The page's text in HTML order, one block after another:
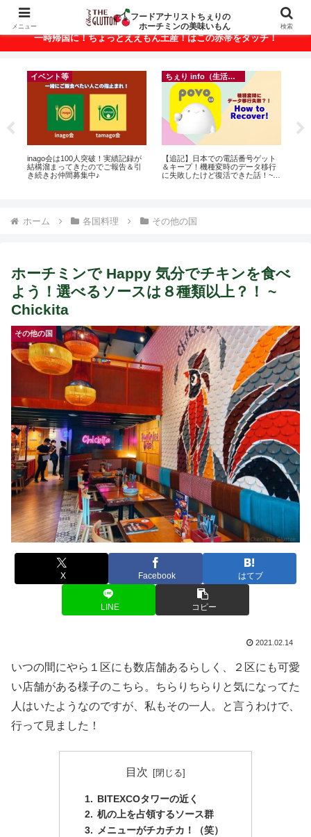
ベトナム・ホーチミンの美味いもんが満載！
一時帰国に！ちょっとええもん土産！はこの赤帯をタッチ！
破！実績記録が
のでご報告＆引
【追記】日本での電話番号ゲット
＆キープ！機種変時のデータ移行
に失敗したけど復活できた話！~
【 Ho Chi Minh】🍺 Happy
and More in Ho Chi Minh
ホーム 各国料理 その他の国
ホーチミンで Happy 気分でチキンを食べ
よう！選べるソースは８種類以上？！ ~
Chickita
その他の国
X Facebook はてブ
LINE コピー
2021.02.14
いつの間にやら１区にも数店舗あるらしく、２区にも可愛
い店舗がある様子のこちら。ちらりちらりと気になってた
人はいたようなのですが、私もその一人。と言うわけで、
行って見ました！
目次
BITEXCOタワーの近く
机の上を占領するソース群
メニューがチカチカ！（笑）
メニュー
フードアナリストちぇりの
ホーチミンの美味いもん
検索